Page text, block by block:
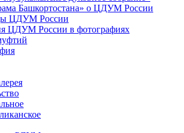
Башкортостана» о ЦДУМ России
ЦДУМ России
ЦДУМ России в фотографиях